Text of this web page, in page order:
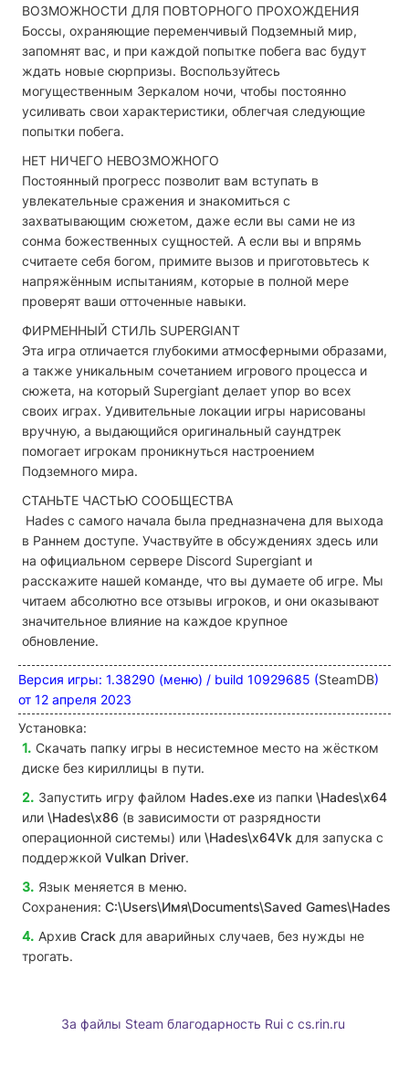
ВОЗМОЖНОСТИ ДЛЯ ПОВТОРНОГО ПРОХОЖДЕНИЯ
Боссы, охраняющие переменчивый Подземный мир,
запомнят вас, и при каждой попытке побега вас будут
ждать новые сюрпризы. Воспользуйтесь
могущественным Зеркалом ночи, чтобы постоянно
усиливать свои характеристики, облегчая следующие
попытки побега.
НЕТ НИЧЕГО НЕВОЗМОЖНОГО
Постоянный прогресс позволит вам вступать в
увлекательные сражения и знакомиться с
захватывающим сюжетом, даже если вы сами не из
сонма божественных сущностей. А если вы и впрямь
считаете себя богом, примите вызов и приготовьтесь к
напряжённым испытаниям, которые в полной мере
проверят ваши отточенные навыки.
ФИРМЕННЫЙ СТИЛЬ SUPERGIANT
Эта игра отличается глубокими атмосферными образами,
а также уникальным сочетанием игрового процесса и
сюжета, на который Supergiant делает упор во всех
своих играх. Удивительные локации игры нарисованы
вручную, а выдающийся оригинальный саундтрек
помогает игрокам проникнуться настроением
Подземного мира.
СТАНЬТЕ ЧАСТЬЮ СООБЩЕСТВА
Hades с самого начала была предназначена для выхода
в Раннем доступе. Участвуйте в обсуждениях здесь или
на официальном сервере Discord Supergiant и
расскажите нашей команде, что вы думаете об игре. Мы
читаем абсолютно все отзывы игроков, и они оказывают
значительное влияние на каждое крупное
обновление.
Версия игры: 1.38290 (меню) / build 10929685 (SteamDB)
от 12 апреля 2023
Установка:
Скачать папку игры в несистемное место на жёстком
диске без кириллицы в пути.
Запустить игру файлом Hades.exe из папки \Hades\x64
или \Hades\x86 (в зависимости от разрядности
операционной системы) или \Hades\x64Vk для запуска с
поддержкой Vulkan Driver.
Язык меняется в меню.
Сохранения: C:\Users\Имя\Documents\Saved Games\Hades
Архив Crack для аварийных случаев, без нужды не
трогать.
За файлы Steam благодарность Rui с cs.rin.ru